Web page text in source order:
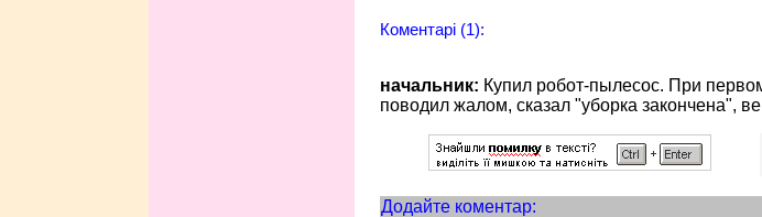
Коментарі (1):
начальник: Купил робот-пылесос. При
поводил жалом, сказал "уборка закончена",
Додайте коментар: